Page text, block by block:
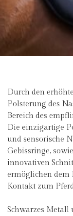
Durch den
Polsterung des
Bereich des
Die einzigartige
und sensorische
Gebissringe,
innovativen
ermöglichen dem
Kontakt zum
Schwarzes Metall